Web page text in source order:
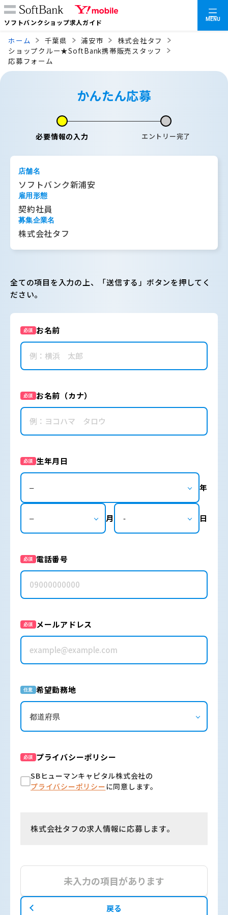
ソフトバンクショップ求人ガイド MENU
ホーム 千葉県 浦安市
株式会社タフ
ショップクルー★SoftBank携帯販売スタッフ
応募フォーム
かんたん応募
必要情報の入力 エントリー完了
店舗名
ソフトバンク新浦安
雇用形態
契約社員
募集企業名
株式会社タフ
全ての項目を入力の上、「送信する」ボタンを押してく
ださい。
必須 お名前
必須 お名前（カナ）
必須 生年月日
年
月 日
必須 電話番号
必須 メールアドレス
任意 希望勤務地
必須 プライバシーポリシー
SBヒューマンキャピタル株式会社の
プライバシーポリシーに同意します。
株式会社タフの求人情報に応募します。
未入力の項目があります
戻る